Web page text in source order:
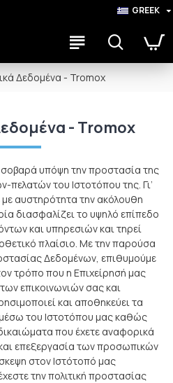
GREEK
Δεδομένα - Tromox
- Tromox
σοβαρά υπόψη την προστασία της
πελατών του Ιστοτόπου της. Γι’
αυστηρότητα την ακόλουθη
διασφαλίζει το υψηλό επίπεδο
και υπηρεσιών και τηρεί
πλαίσιο. Με την παρούσα
Δεδομένων, επιθυμούμε
τρόπο που η Επιχείρησή μας
επικοινωνιών σας και
και αποθηκεύει τα
του Ιστοτόπου μας καθώς
που έχετε αναφορικά
επεξεργασία των προσωπικών
στον Ιστότοπό μας
την πολιτική προστασίας